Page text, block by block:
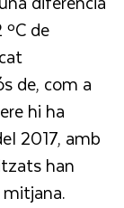
de
de, com a
hi ha
2017, amb
han